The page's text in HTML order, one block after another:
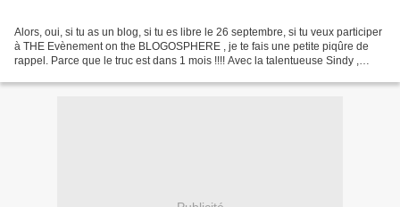
Alors, oui, si tu as un blog, si tu es libre le 26 septembre, si tu veux participer
à THE Evènement on the BLOGOSPHERE , je te fais une petite piqûre de
rappel. Parce que le truc est dans 1 mois !!!! Avec la talentueuse Sindy ,